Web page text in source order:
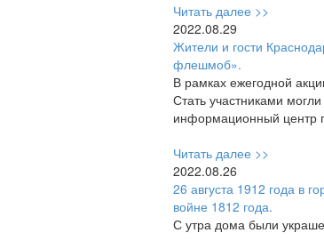
Читать далее >>
2022.08.29
Жители и гости
флешмоб».
В рамках ежегодной
Стать участниками
информационный центр
Читать далее >>
2022.08.26
26 августа 1912 года в
войне 1812 года.
С утра дома были